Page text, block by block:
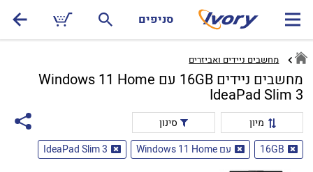
סניפים
מחשבים ניידים ואביזרים
מחשבים ניידים 16GB עם Windows 11 Home
IdeaPad Slim 3
מיון
סינון
16GB
עם Windows 11 Home IdeaPad Slim 3